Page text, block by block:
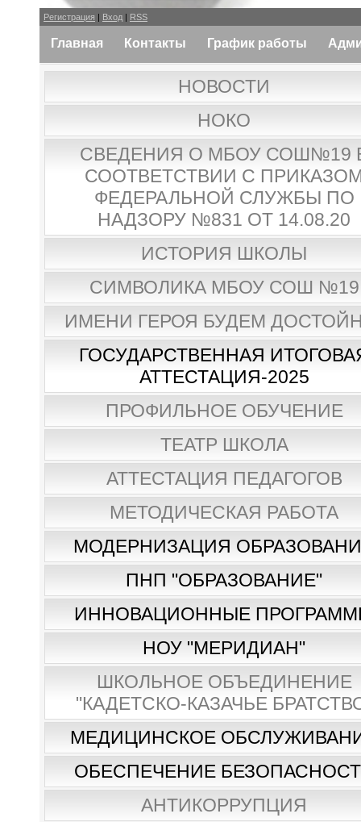
Регистрация | Вход | RSS
Главная Контакты График работы
НОВОСТИ
НОКО
СВЕДЕНИЯ О МБОУ СОШ№19
СООТВЕТСТВИИ С
ФЕДЕРАЛЬНОЙ СЛУЖБЫ ПО
НАДЗОРУ №831 ОТ 14.08.20
ИСТОРИЯ ШКОЛЫ
СИМВОЛИКА МБОУ СОШ №19
ИМЕНИ ГЕРОЯ БУДЕМ
ГОСУДАРСТВЕННАЯ
АТТЕСТАЦИЯ-2025
ПРОФИЛЬНОЕ ОБУЧЕНИЕ
ТЕАТР ШКОЛА
АТТЕСТАЦИЯ ПЕДАГОГОВ
МЕТОДИЧЕСКАЯ РАБОТА
МОДЕРНИЗАЦИЯ
ПНП "ОБРАЗОВАНИЕ"
ИННОВАЦИОННЫЕ
НОУ "МЕРИДИАН"
ШКОЛЬНОЕ ОБЪЕДИНЕНИЕ
"КАДЕТСКО-КАЗАЧЬЕ
МЕДИЦИНСКОЕ
ОБЕСПЕЧЕНИЕ
АНТИКОРРУПЦИЯ